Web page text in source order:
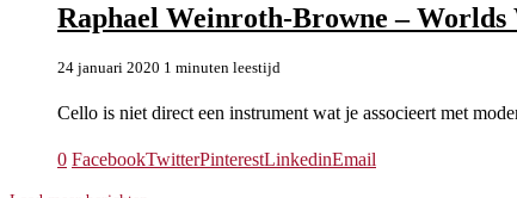
Raphael Weinroth-Browne –
24 januari 2020 1 minuten leestijd
Cello is niet direct een instrument wat je associeert met
0 FacebookTwitterPinterestLinkedinEmail